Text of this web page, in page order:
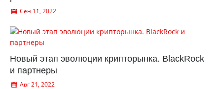
Сен 11, 2022
Новый этап эволюции крипторынка. BlackRock
и партнеры
Авг 21, 2022